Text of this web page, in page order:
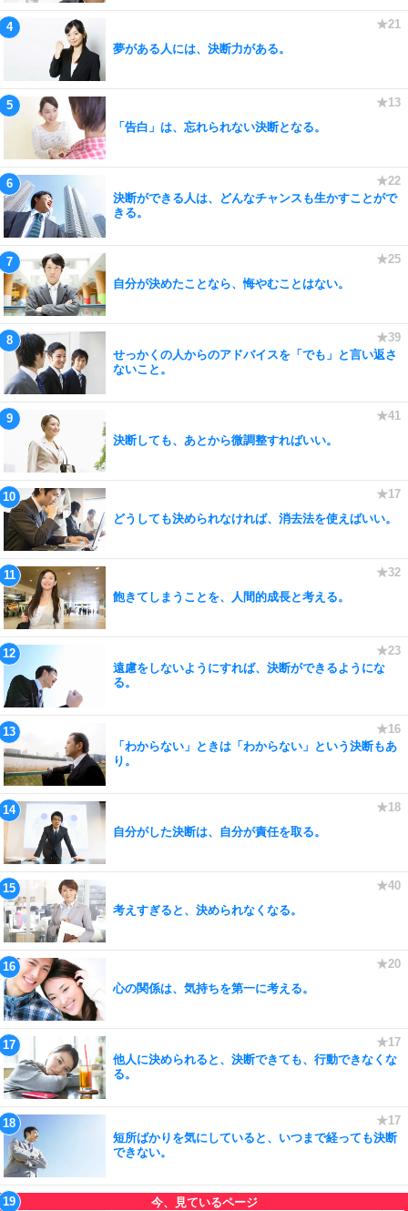
夢がある人には、決断力がある。
「告白」は、忘れられない決断となる。
決断ができる人は、どんなチャンスも生かすことがで
きる。
自分が決めたことなら、悔やむことはない。
せっかくの人からのアドバイスを「でも」と言い返さ
ないこと。
決断しても、あとから微調整すればいい。
どうしても決められなければ、消去法を使えばいい。
飽きてしまうことを、人間的成長と考える。
遠慮をしないようにすれば、決断ができるようにな
る。
「わからない」ときは「わからない」という決断もあ
り。
自分がした決断は、自分が責任を取る。
考えすぎると、決められなくなる。
心の関係は、気持ちを第一に考える。
他人に決められると、決断できても、行動できなくな
る。
短所ばかりを気にしていると、いつまで経っても決断
できない。